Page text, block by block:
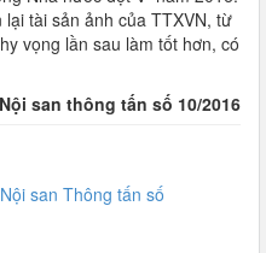
tài sản ảnh của TTXVN, từ
vọng lần sau làm tốt hơn, có
san thông tấn số 10/2016
san Thông tấn số